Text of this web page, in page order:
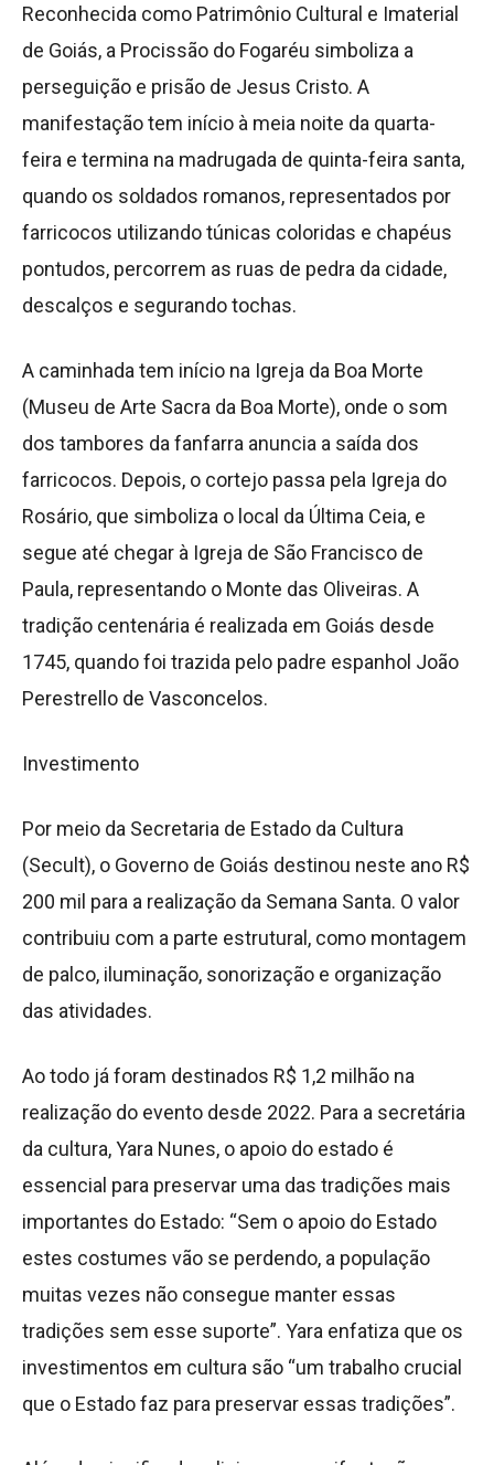
Reconhecida como Patrimônio Cultural e Imaterial
de Goiás, a Procissão do Fogaréu simboliza a
perseguição e prisão de Jesus Cristo. A
manifestação tem início à meia noite da quarta-
feira e termina na madrugada de quinta-feira santa,
quando os soldados romanos, representados por
farricocos utilizando túnicas coloridas e chapéus
pontudos, percorrem as ruas de pedra da cidade,
descalços e segurando tochas.
A caminhada tem início na Igreja da Boa Morte
(Museu de Arte Sacra da Boa Morte), onde o som
dos tambores da fanfarra anuncia a saída dos
farricocos. Depois, o cortejo passa pela Igreja do
Rosário, que simboliza o local da Última Ceia, e
segue até chegar à Igreja de São Francisco de
Paula, representando o Monte das Oliveiras. A
tradição centenária é realizada em Goiás desde
1745, quando foi trazida pelo padre espanhol João
Perestrello de Vasconcelos.
Investimento
Por meio da Secretaria de Estado da Cultura
(Secult), o Governo de Goiás destinou neste ano R$
200 mil para a realização da Semana Santa. O valor
contribuiu com a parte estrutural, como montagem
de palco, iluminação, sonorização e organização
das atividades.
Ao todo já foram destinados R$ 1,2 milhão na
realização do evento desde 2022. Para a secretária
da cultura, Yara Nunes, o apoio do estado é
essencial para preservar uma das tradições mais
importantes do Estado: “Sem o apoio do Estado
estes costumes vão se perdendo, a população
muitas vezes não consegue manter essas
tradições sem esse suporte”. Yara enfatiza que os
investimentos em cultura são “um trabalho crucial
que o Estado faz para preservar essas tradições”.